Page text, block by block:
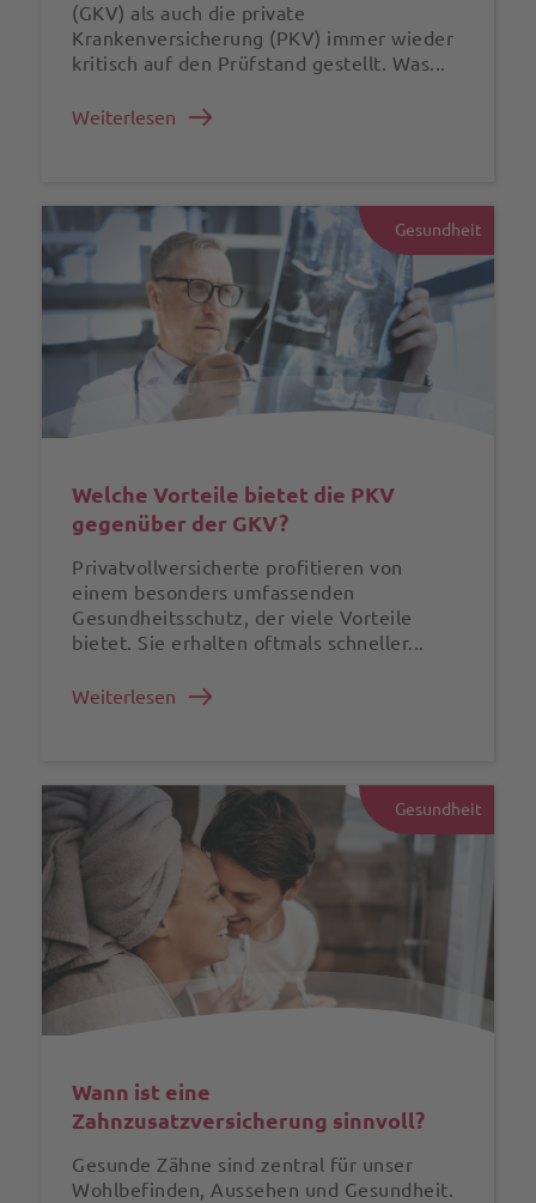
(GKV) als auch die private
Krankenversicherung (PKV) immer wieder
kritisch auf den Prüfstand gestellt. Was...
Weiterlesen
Gesundheit
Welche Vorteile bietet die PKV
gegenüber der GKV?
Privatvollversicherte profitieren von
einem besonders umfassenden
Gesundheitsschutz, der viele Vorteile
bietet. Sie erhalten oftmals schneller...
Weiterlesen
Gesundheit
Wann ist eine
Zahnzusatzversicherung sinnvoll?
Gesunde Zähne sind zentral für unser
Wohlbefinden, Aussehen und Gesundheit.